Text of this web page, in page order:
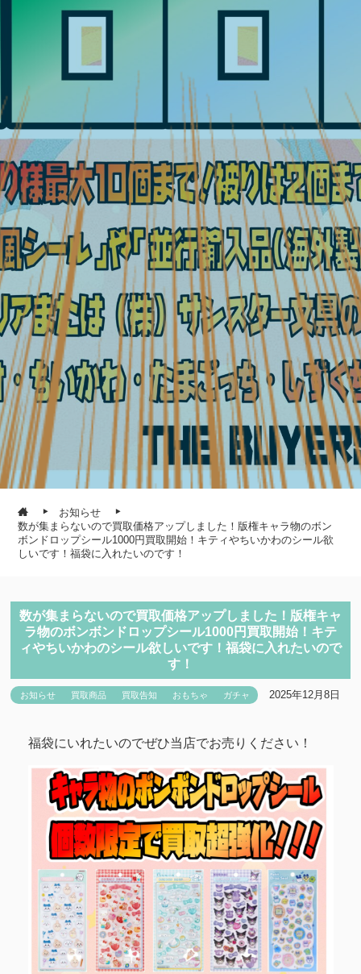
お知らせ
数が集まらないので買取価格アップしました！版権キャラ物のボン
ボンドロップシール1000円買取開始！キティやちいかわのシール欲
しいです！福袋に入れたいのです！
数が集まらないので買取価格アップしました！版権キャ
ラ物のボンボンドロップシール1000円買取開始！キテ
ィやちいかわのシール欲しいです！福袋に入れたいので
す！
お知らせ 買取商品 買取告知 おもちゃ ガチャ 2025年12月8日
福袋にいれたいのでぜひ当店でお売りください！